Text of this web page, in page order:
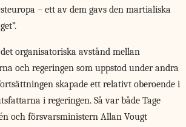
– ett av dem gavs den martialiska
organisatoriska avstånd mellan
och regeringen som uppstod under andra
skapade ett relativt oberoende i
i regeringen. Så var både Tage
och försvarsministern Allan Vougt